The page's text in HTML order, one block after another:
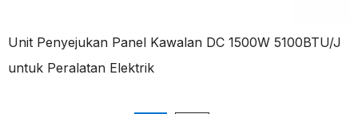
Unit Penyejukan Panel Kawalan DC 1500W 5100BTU/J
untuk Peralatan Elektrik